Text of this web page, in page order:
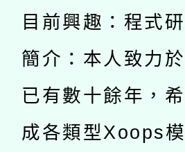
薪期間赴陸
轉知經濟部
業技術研究
用水績優單
動」
115年8月
桃園市孔
開 智慧啟航
2026年桃
「2026桃
目前興趣：程式
簡介：本人致力
已有數十餘年，
成各類型Xoops